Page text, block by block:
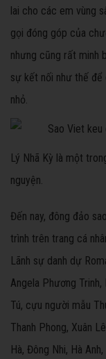
lai cho các em vùng
gọi đóng góp của
nhưng cũng rất minh
sự kết nối như thế
nhỏ.
Lý Nhã Kỳ là một
nguyện.
Đến nay, đông đảo
trình trên trang cá
Lãnh sự danh dự
Angela Phương Trinh,
Tú, cựu người mẫu
Thanh Phong, Xuân
Hà, Đông Nhi, Hà